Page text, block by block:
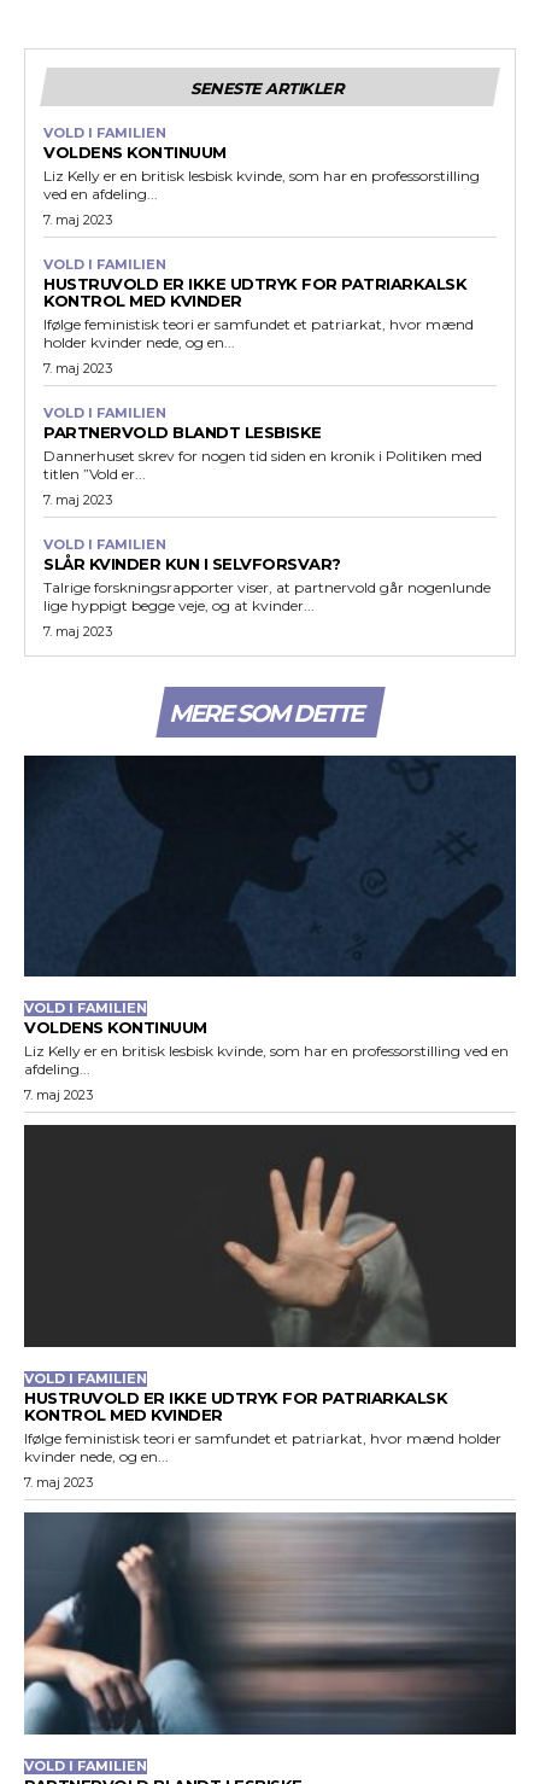
SENESTE ARTIKLER
VOLD I FAMILIEN
VOLDENS KONTINUUM
Liz Kelly er en britisk lesbisk kvinde, som har en professorstilling
ved en afdeling...
7. maj 2023
VOLD I FAMILIEN
HUSTRUVOLD ER IKKE UDTRYK FOR PATRIARKALSK
KONTROL MED KVINDER
Ifølge feministisk teori er samfundet et patriarkat, hvor mænd
holder kvinder nede, og en...
7. maj 2023
VOLD I FAMILIEN
PARTNERVOLD BLANDT LESBISKE
Dannerhuset skrev for nogen tid siden en kronik i Politiken med
titlen ”Vold er...
7. maj 2023
VOLD I FAMILIEN
SLÅR KVINDER KUN I SELVFORSVAR?
Talrige forskningsrapporter viser, at partnervold går nogenlunde
lige hyppigt begge veje, og at kvinder...
7. maj 2023
MERE SOM DETTE
VOLD I FAMILIEN
VOLDENS KONTINUUM
Liz Kelly er en britisk lesbisk kvinde, som har en professorstilling ved en
afdeling...
7. maj 2023
VOLD I FAMILIEN
HUSTRUVOLD ER IKKE UDTRYK FOR PATRIARKALSK
KONTROL MED KVINDER
Ifølge feministisk teori er samfundet et patriarkat, hvor mænd holder
kvinder nede, og en...
7. maj 2023
VOLD I FAMILIEN